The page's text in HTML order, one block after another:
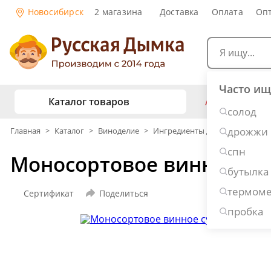
Новосибирск 2 магазина Доставка Оплата
Часто
солод
дрожжи
спн
бутылка
пробка
Каталог товаров
Копчение и колбасы
Консервирование
Дубовые бочки и кадки
АКЦИИ
Рецепты
Виски
Ром
Джин
Наливки и
Главная > Каталог > Виноделие > Ингредиенты для виноделия
Моносортовое винное
Сертификат Поделиться